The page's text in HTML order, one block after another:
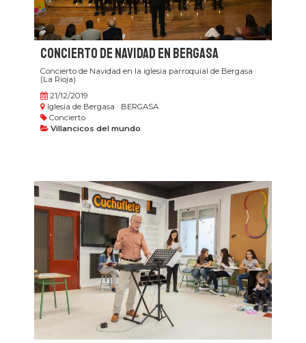
Concierto de Navidad en Bergasa
Concierto de Navidad en la iglesia parroquial de Bergasa
(La Rioja)
21/12/2019
Iglesia de Bergasa · BERGASA
Concierto
Villancicos del mundo